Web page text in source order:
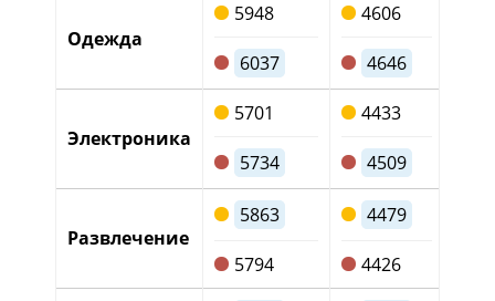
Одежда
5948
6037
4606
4646
Электроника
5701
5734
4433
4509
Развлечение
5863
5794
4479
4426